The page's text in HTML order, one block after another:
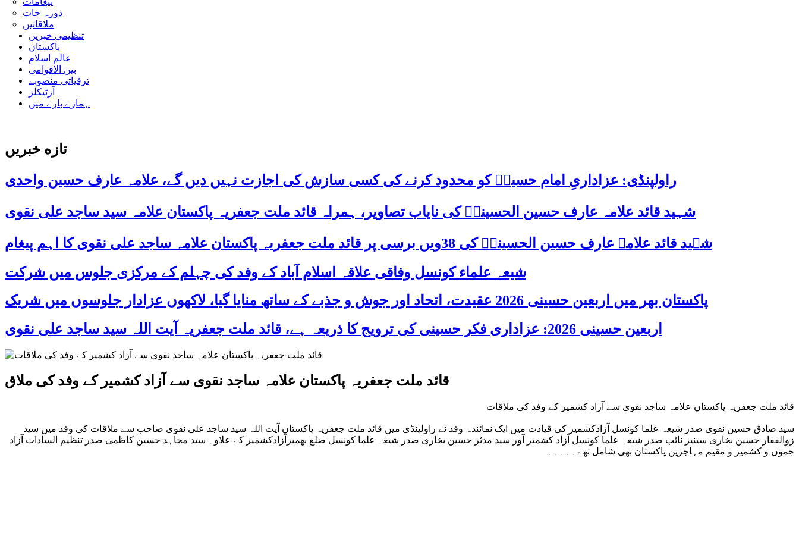
دورہ جات
ملاقاتیں
تنظیمی خبریں
پاکستان
عالم اسلام
بین الاقوامی
ترقیاتی منصوبے
آرٹیکلز
ہمارے بارے میں
تازه خبریں
راولپنڈی: عزاداریِ امام حسینؑ کو محدود کرنے کی کسی سازش کی اجازت نہیں دیں گے، علامہ عارف حسین واحدی
شہید قائد علامہ عارف حسین الحسینیؒ کی نایاب تصاویر، ہمراہ قائد ملت جعفریہ پاکستان علامہ سید ساجد علی نقوی
شہید قائد علامہ عارف حسین الحسینیؒ کی 38ویں برسی پر قائد ملت جعفریہ پاکستان علامہ ساجد علی نقوی کا اہم پیغام
شیعہ علماء کونسل وفاقی علاقہ اسلام آباد کے وفد کی چہلم کے مرکزی جلوس میں شرکت
پاکستان بھر میں اربعین حسینی 2026 عقیدت، اتحاد اور جوش و جذبے کے ساتھ منایا گیا، لاکھوں عزادار جلوسوں میں شریک
اربعین حسینی 2026: عزاداری فکر حسینی کی ترویج کا ذریعہ ہے، قائد ملت جعفریہ آیت اللہ سید ساجد علی نقوی
قائد ملت جعفریہ پاکستان علامہ ساجد نقوی سے آزاد کشمیر کے وفد کی ملاق
قائد ملت جعفریہ پاکستان علامہ ساجد نقوی سے آزاد کشمیر کے وفد کی ملاقات
سید صادق حسین نقوی صدر شیعہ علما کونسل آزادکشمیر کی قیادت میں ایک نمائندہ وفد نے راولپنڈی میں قائد ملت جعفریہ پاکستان آیت اللہ سید ساجد علی نقوی صاحب سے ملاقات کی وفد میں سید
زوالفقار حسین بخاری سینیر نائب صدر شیعہ علما کونسل آزاد کشمیر آور سید مدثر حسین بخاری صدر شیعہ علما کونسل ضلع بھمبرآزادکشمیر کے علاوہ سید مجاہد حسین کاظمی صدر تنظیم السادات آزاد
جموں و کشمیر و مقیم مہاجرین پاکستان بھی شامل تھے۔۔۔۔۔